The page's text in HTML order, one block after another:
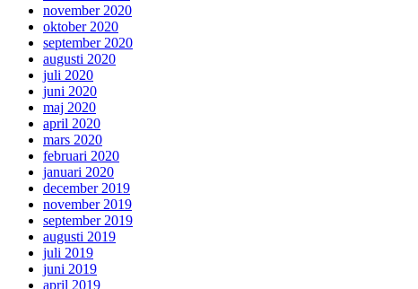
november 2020
oktober 2020
september 2020
augusti 2020
juli 2020
juni 2020
maj 2020
april 2020
mars 2020
februari 2020
januari 2020
december 2019
november 2019
september 2019
augusti 2019
juli 2019
juni 2019
april 2019